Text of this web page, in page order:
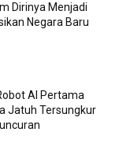
Dirinya Menjadi
Negara Baru
AI Pertama
Jatuh Tersungkur